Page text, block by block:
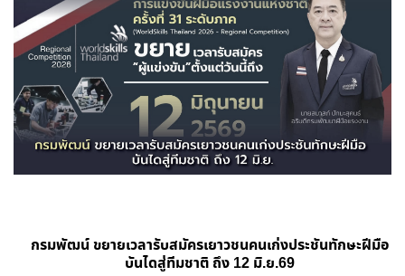
กรมพัฒน์ ขยายเวลารับสมัครเยาวชนคนเก่งประชันทักษะฝีมือ
บันไดสู่ทีมชาติ ถึง 12 มิ.ย.69